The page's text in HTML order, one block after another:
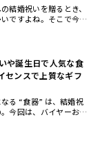
結婚祝いを贈るとき、
ですよね。そこで今回
や誕生日で人気な食
センスで上質なギフ
る “食器” は、結婚祝
今回は、バイヤーおす
な方に喜んでもらえる